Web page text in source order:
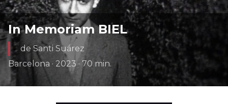
In Memoriam BIEL
de Santi Suárez
Barcelona · 2023 · 70 min.